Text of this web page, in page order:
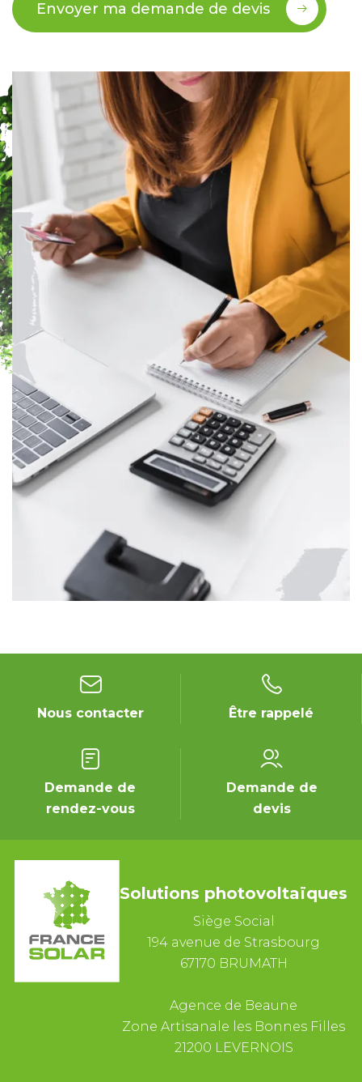
Envoyer ma demande de devis
Nous contacter Être rappelé
Demande de
rendez-vous
Demande de
devis
Solutions photovoltaïques
Siège Social
194 avenue de Strasbourg
67170 BRUMATH
Agence de Beaune
Zone Artisanale les Bonnes Filles
21200 LEVERNOIS